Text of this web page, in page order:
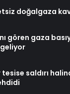
doğalgaza
gören gaza
saldırı